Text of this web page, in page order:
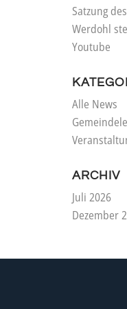
Satzung
Werdohl
Youtube
Alle News
ARCHIV
Juli 2026
Dezember